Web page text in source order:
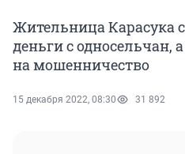
Жительница Карасука
деньги с односельчан,
на мошенничество
15 декабря 2022, 08:30 31 892